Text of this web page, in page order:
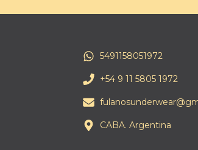
5491158051972
+54 9 11 5805 1972
CABA. Argentina